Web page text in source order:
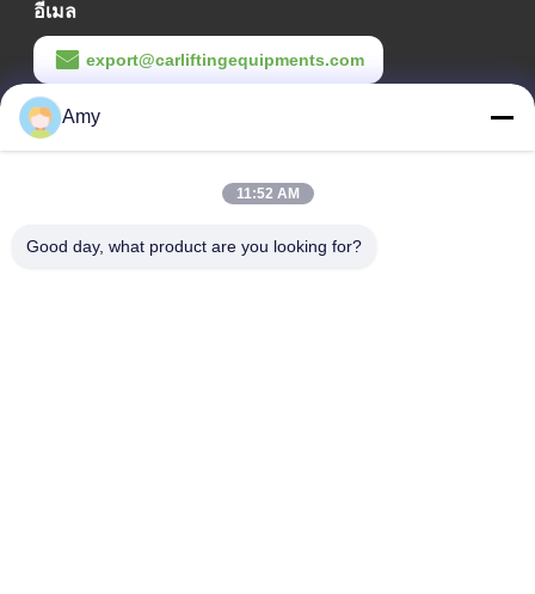
อีเมล
export@carliftingequipments.com
เวลาทํางาน
09:00-18:00
ที่อยู่บริษัท
Amy
11:52 AM
Good day, what product are you looking for?